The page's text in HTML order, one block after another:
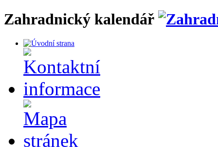
Zahradnický kalendář